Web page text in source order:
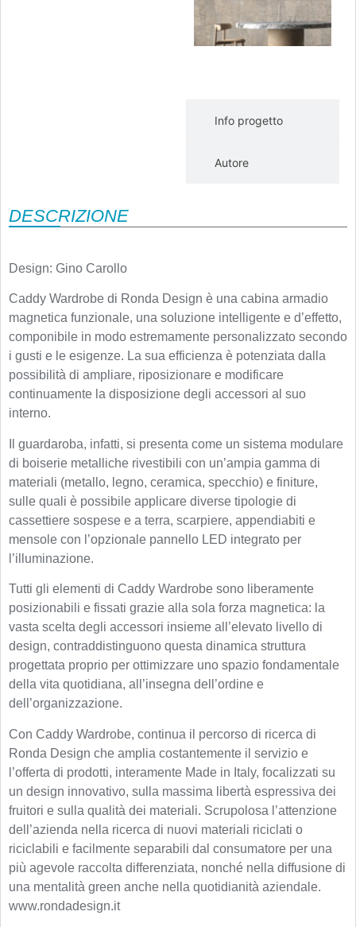
Info progetto
Autore
DESCRIZIONE
Design: Gino Carollo
Caddy Wardrobe di Ronda Design è una cabina armadio
magnetica funzionale, una soluzione intelligente e d’effetto,
componibile in modo estremamente personalizzato secondo
i gusti e le esigenze. La sua efficienza è potenziata dalla
possibilità di ampliare, riposizionare e modificare
continuamente la disposizione degli accessori al suo
interno.
Il guardaroba, infatti, si presenta come un sistema modulare
di boiserie metalliche rivestibili con un’ampia gamma di
materiali (metallo, legno, ceramica, specchio) e finiture,
sulle quali è possibile applicare diverse tipologie di
cassettiere sospese e a terra, scarpiere, appendiabiti e
mensole con l’opzionale pannello LED integrato per
l’illuminazione.
Tutti gli elementi di Caddy Wardrobe sono liberamente
posizionabili e fissati grazie alla sola forza magnetica: la
vasta scelta degli accessori insieme all’elevato livello di
design, contraddistinguono questa dinamica struttura
progettata proprio per ottimizzare uno spazio fondamentale
della vita quotidiana, all’insegna dell’ordine e
dell’organizzazione.
Con Caddy Wardrobe, continua il percorso di ricerca di
Ronda Design che amplia costantemente il servizio e
l’offerta di prodotti, interamente Made in Italy, focalizzati su
un design innovativo, sulla massima libertà espressiva dei
fruitori e sulla qualità dei materiali. Scrupolosa l’attenzione
dell’azienda nella ricerca di nuovi materiali riciclati o
riciclabili e facilmente separabili dal consumatore per una
più agevole raccolta differenziata, nonché nella diffusione di
una mentalità green anche nella quotidianità aziendale.
www.rondadesign.it